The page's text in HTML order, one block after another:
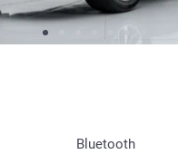
Bluetooth